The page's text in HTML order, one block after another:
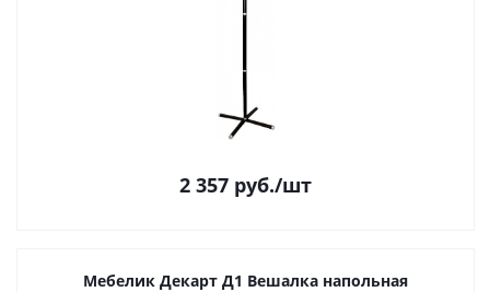
2 357 руб./шт
Мебелик Декарт Д1 Вешалка напольная